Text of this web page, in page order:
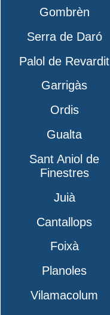
Gombrèn
Serra de Daró
Palol de Revardit
Garrigàs
Ordis
Gualta
Sant Aniol de
Finestres
Juià
Cantallops
Foixà
Planoles
Vilamacolum